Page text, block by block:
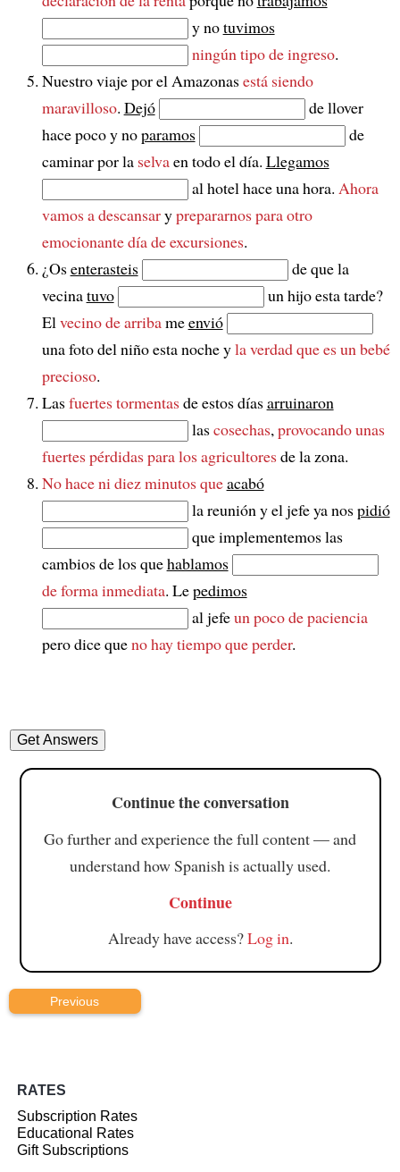
y notuvimos
ningún tipo de ingreso.
Nuestro viaje por el Amazonasestá siendo
maravilloso. Dejó
de llover
hace poco y noparamos
de
caminar por la selvaen todo el día. Llegamos
al hotel hace una hora. Ahora
vamos a descansaryprepararnos para otro
emocionante día de excursiones.
¿Osenterasteis
de que la
vecinatuvo
un hijo esta tarde?
El vecino de arribameenvió
una foto del niño esta noche yla verdad que es un bebé
precioso.
Lasfuertes tormentasde estos díasarruinaron
lascosechas, provocando unas
fuertes pérdidas para los agricultoresde la zona.
No hace ni diez minutos queacabó
la reunión y el jefe ya nospidió
que implementemos las
cambios de los quehablamos
de forma inmediata. Lepedimos
al jefeun poco de paciencia
pero dice queno hay tiempo que perder.
Continue the conversation
Go further and experience the full content — and
understand how Spanish is actually used.
Continue
Already have access?Log in.
Previous
RATES
Subscription Rates
Educational Rates
Gift Subscriptions